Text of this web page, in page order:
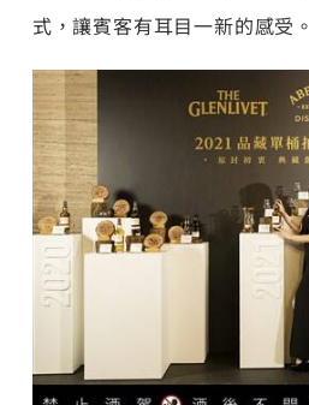
式，讓賓客有耳目一新的感受。